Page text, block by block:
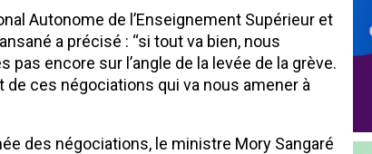
Autonome de l’Enseignement Supérieur et
a précisé : ‘‘si tout va bien, nous
encore sur l’angle de la levée de la grève.
ces négociations qui va nous amener à
des négociations, le ministre Mory Sangaré